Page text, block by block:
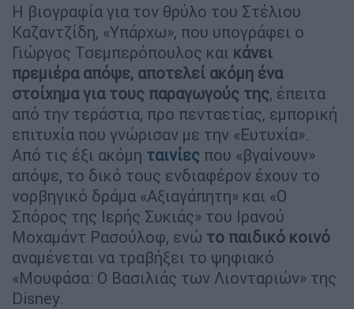
Η βιογραφία για τον θρύλο του Στέλιου
Καζαντζίδη, «Υπάρχω», που υπογράφει ο
Γιώργος Τσεμπερόπουλος και κάνει
πρεμιέρα απόψε, αποτελεί ακόμη ένα
στοίχημα για τους παραγωγούς της, έπειτα
από την τεράστια, προ πενταετίας, εμπορική
επιτυχία που γνώρισαν με την «Ευτυχία».
Από τις έξι ακόμη ταινίες που «βγαίνουν»
απόψε, το δικό τους ενδιαφέρον έχουν το
νορβηγικό δράμα «Αξιαγάπητη» και «Ο
Σπόρος της Ιερής Συκιάς» του Ιρανού
Μοχαμάντ Ρασούλοφ, ενώ το παιδικό κοινό
αναμένεται να τραβήξει το ψηφιακό
«Μουφάσα: Ο Βασιλιάς των Λιονταριών» της
Disney.